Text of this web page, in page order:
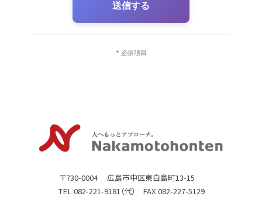
送信する
* 必須項目
〒730-0004 広島市中区東白島町13-15
TEL 082-221-9181（代） FAX 082-227-5129